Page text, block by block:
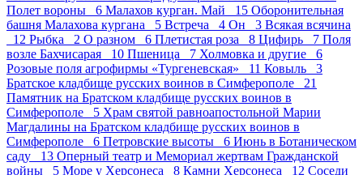
Полет вороны 6 Малахов курган. Май 15 Оборонительная
башня Малахова кургана 5 Встреча 4 Он 3 Всякая всячина
12 Рыбка 2 О разном 6 Плетистая роза 8 Цифирь 7 Поля
возле Бахчисарая 10 Пшеница 7 Холмовка и другие 6
Розовые поля агрофирмы «Тургеневская» 11 Ковыль 3
Братское кладбище русских воинов в Симферополе 21
Памятник на Братском кладбище русских воинов в
Симферополе 5 Храм святой равноапостольной Марии
Магдалины на Братском кладбище русских воинов в
Симферополе 6 Петровские высоты 6 Июнь в Ботаническом
саду 13 Оперный театр и Мемориал жертвам Гражданской
войны 5 Море у Херсонеса 8 Камни Херсонеса 12 Соседи